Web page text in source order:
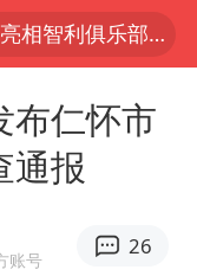
佛得角门将亮相智利俱乐部主场
受10万获刑1年
五粮液渠道价一箱上涨近百元
布仁怀市
通报
账号
26